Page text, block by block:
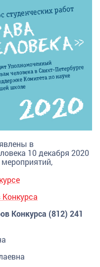
в
10 декабря 2020
Конкурса (812) 241